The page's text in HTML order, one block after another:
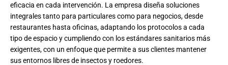
eficacia en cada intervención. La empresa diseña soluciones
integrales tanto para particulares como para negocios, desde
restaurantes hasta oficinas, adaptando los protocolos a cada
tipo de espacio y cumpliendo con los estándares sanitarios más
exigentes, con un enfoque que permite a sus clientes mantener
sus entornos libres de insectos y roedores.